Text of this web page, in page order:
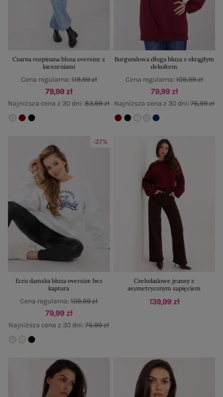
Czarna rozpinana bluza oversize z
kieszeniami
79,99 zł
Najniższa cena z 30 dni:83,99 zł
Cena regularna:119,99 zł
Burgundowa długa bluza z okrągłym
dekoltem
79,99 zł
Najniższa cena z 30 dni:76,99 zł
Cena regularna:109,99 zł
-27%
Ecru damska bluza oversize bez
kaptura
79,99 zł
Najniższa cena z 30 dni:76,99 zł
Cena regularna:109,99 zł
Czekoladowe jeansy z
asymetrycznym zapięciem
139,99 zł